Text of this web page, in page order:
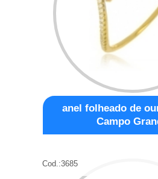
anel folheado de
Campo
Cod.:3685